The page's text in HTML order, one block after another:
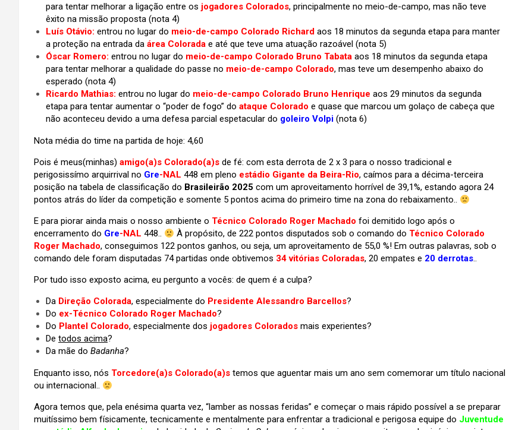
para tentar melhorar a ligação entre os jogadores Colorados, principalmente no meio-de-campo, mas não teve
êxito na missão proposta (nota 4)
Luís Otávio: entrou no lugar do meio-de-campo Colorado Richard aos 18 minutos da segunda etapa para manter
a proteção na entrada da área Colorada e até que teve uma atuação razoável (nota 5)
Óscar Romero: entrou no lugar do meio-de-campo Colorado Bruno Tabata aos 18 minutos da segunda etapa
para tentar melhorar a qualidade do passe no meio-de-campo Colorado, mas teve um desempenho abaixo do
esperado (nota 4)
Ricardo Mathias: entrou no lugar do meio-de-campo Colorado Bruno Henrique aos 29 minutos da segunda
etapa para tentar aumentar o “poder de fogo” do ataque Colorado e quase que marcou um golaço de cabeça que
não aconteceu devido a uma defesa parcial espetacular do goleiro Volpi (nota 6)
Nota média do time na partida de hoje: 4,60
Pois é meus(minhas) amigo(a)s Colorado(a)s de fé: com esta derrota de 2 x 3 para o nosso tradicional e
perigosissímo arquirrival no Gre-NAL 448 em pleno estádio Gigante da Beira-Rio, caímos para a décima-terceira
posição na tabela de classificação do Brasileirão 2025 com um aproveitamento horrível de 39,1%, estando agora 24
pontos atrás do líder da competição e somente 5 pontos acima do primeiro time na zona do rebaixamento..
E para piorar ainda mais o nosso ambiente o Técnico Colorado Roger Machado foi demitido logo após o
encerramento do Gre-NAL 448.. À propósito, de 222 pontos disputados sob o comando do Técnico Colorado
Roger Machado, conseguimos 122 pontos ganhos, ou seja, um aproveitamento de 55,0 %! Em outras palavras, sob o
comando dele foram disputadas 74 partidas onde obtivemos 34 vitórias Coloradas, 20 empates e 20 derrotas..
Por tudo isso exposto acima, eu pergunto a vocês: de quem é a culpa?
Da Direção Colorada, especialmente do Presidente Alessandro Barcellos?
Do ex-Técnico Colorado Roger Machado?
Do Plantel Colorado, especialmente dos jogadores Colorados mais experientes?
De todos acima?
Da mãe do Badanha?
Enquanto isso, nós Torcedore(a)s Colorado(a)s temos que aguentar mais um ano sem comemorar um título nacional
ou internacional..
Agora temos que, pela enésima quarta vez, “lamber as nossas feridas” e começar o mais rápido possível a se preparar
muitíssimo bem físicamente, tecnicamente e mentalmente para enfrentar a tradicional e perigosa equipe do Juventude